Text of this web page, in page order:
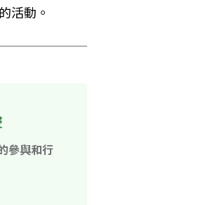
活動。
參與和行